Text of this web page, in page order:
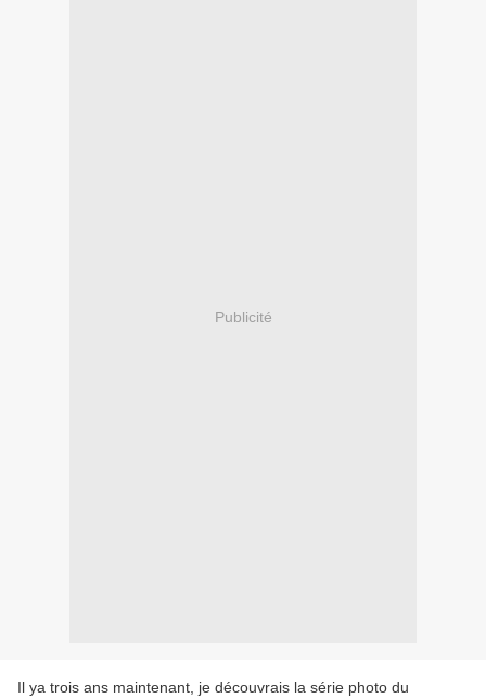
Publicité
Il ya trois ans maintenant, je découvrais la série photo du